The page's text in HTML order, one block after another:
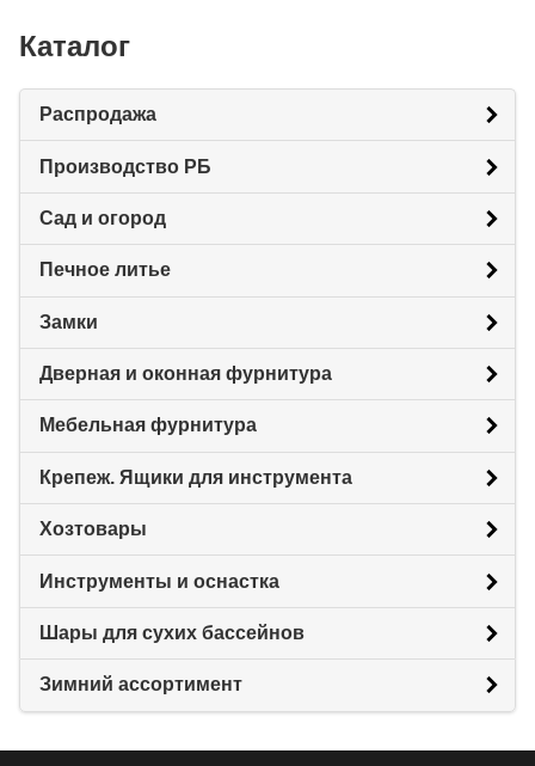
Каталог
Распродажа
Производство РБ
Сад и огород
Печное литье
Замки
Дверная и оконная фурнитура
Мебельная фурнитура
Крепеж. Ящики для инструмента
Хозтовары
Инструменты и оснастка
Шары для сухих бассейнов
Зимний ассортимент